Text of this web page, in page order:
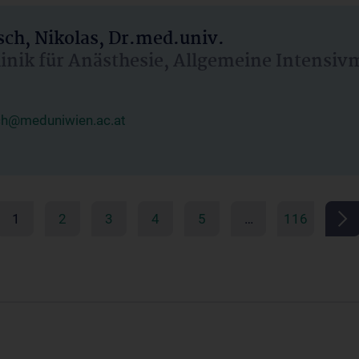
Nikolas, Dr.med.univ.
für Anästhesie, Allgemeine
1 2 3 4 5 … 116